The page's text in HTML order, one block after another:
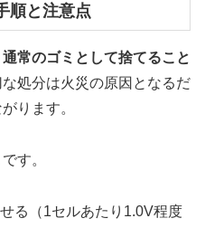
順と注意点
通常のゴミとして捨てること
処分は火災の原因となるだ
ります。
す。
る（1セルあたり1.0V程度